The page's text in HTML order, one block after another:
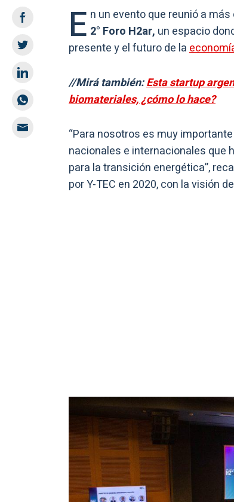
E n un evento que reunió a
2° Foro H2ar, un espacio
presente y el futuro de la
//Mirá también:Esta startup
biomateriales, ¿cómo lo hace?
“Para nosotros es muy
nacionales e internacionales que
para la transición energética”,
por Y-TEC en 2020, con la visión